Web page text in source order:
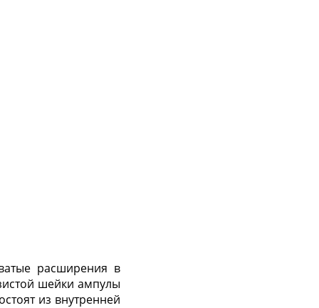
расширения в
шейки ампулы
из внутренней